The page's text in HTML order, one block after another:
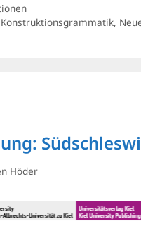
Konstruktionsgrammatik,
Höder